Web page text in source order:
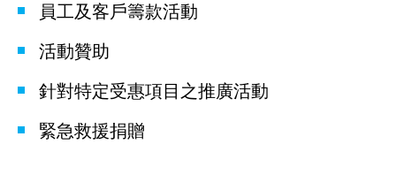
員工及客戶籌款活動
活動贊助
針對特定受惠項目之推廣活動
緊急救援捐贈